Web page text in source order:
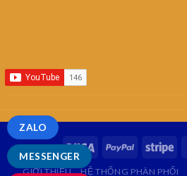
GIỚI THIỆU HỆ THỐNG PHÂN PHỐI
MESSENGER
ZALO